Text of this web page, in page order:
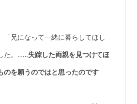
「兄になって一緒に暮らしてほし
た。……失踪した両親を見つけてほ
のを願うのではと思ったのです